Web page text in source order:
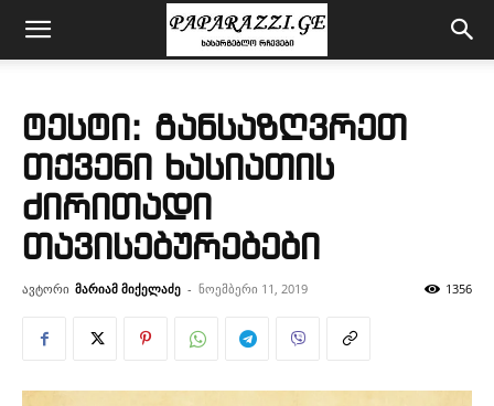
ტესტი: განსაზღვრეთ
თქვენი ხასიათის
ძირითადი
თავისებურებები
ავტორი მარიამ მიქელაძე - ნოემბერი 11, 2019 1356